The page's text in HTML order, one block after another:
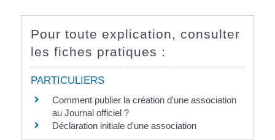
Pour toute explication, consulter
les fiches pratiques :
PARTICULIERS
Comment publier la création d'une association
au Journal officiel ?
Déclaration initiale d'une association